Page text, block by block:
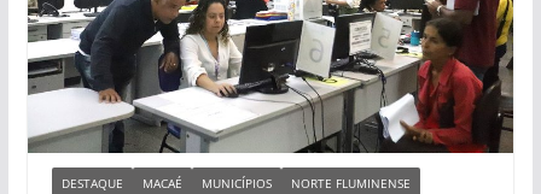
DESTAQUE MACAÉ MUNICÍPIOS
NORTE FLUMINENSE